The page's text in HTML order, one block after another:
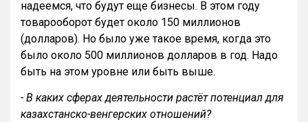
надеемся, что будут еще бизнесы. В этом году
товарооборот будет около 150 миллионов
(долларов). Но было уже такое время, когда это
было около 500 миллионов долларов в год. Надо
быть на этом уровне или быть выше.
- В каких сферах деятельности растёт потенциал для
казахстанско-венгерских отношений?